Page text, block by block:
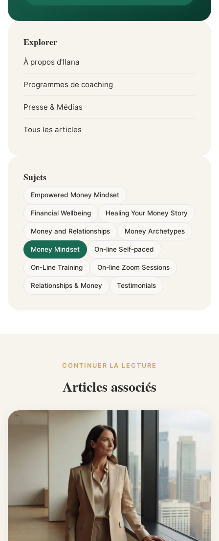
Explorer
À propos d'Ilana
Programmes de coaching
Presse & Médias
Tous les articles
Sujets
Empowered Money Mindset
Financial Wellbeing Healing Your Money Story
Money and Relationships Money Archetypes
Money Mindset On-line Self-paced
On-Line Training On-line Zoom Sessions
Relationships & Money Testimonials
CONTINUER LA LECTURE
Articles associés